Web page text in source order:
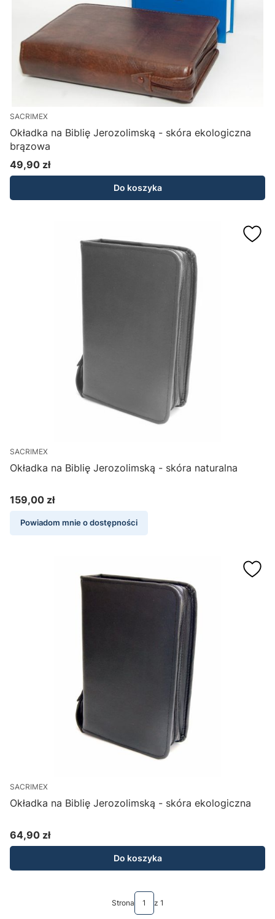
SACRIMEX
Okładka na Biblię Jerozolimską - skóra ekologiczna
brązowa
Cena
49,90 zł
Do koszyka
SACRIMEX
Okładka na Biblię Jerozolimską - skóra naturalna
Cena
159,00 zł
Powiadom mnie o dostępności
SACRIMEX
Okładka na Biblię Jerozolimską - skóra ekologiczna
Cena
64,90 zł
Do koszyka
Strona z 1